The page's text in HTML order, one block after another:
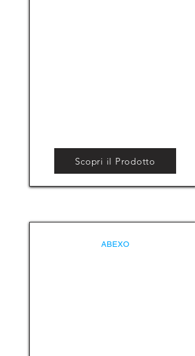
Scopri il Prodotto
ABEXO